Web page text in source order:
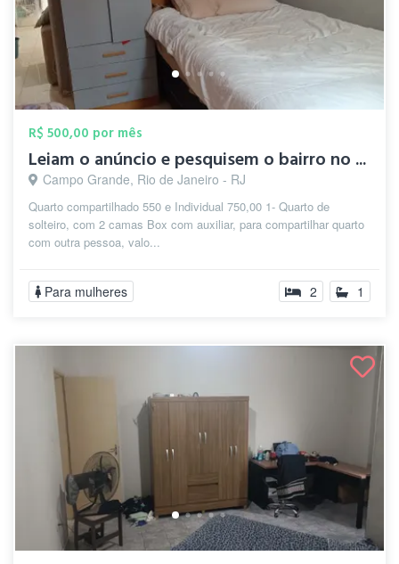
R$ 500,00 por mês
Leiam o anúncio e pesquisem o bairro no ...
Campo Grande, Rio de Janeiro - RJ
Quarto compartilhado 550 e Individual 750,00 1- Quarto de
solteiro, com 2 camas Box com auxiliar, para compartilhar quarto
com outra pessoa, valo...
Para mulheres 2 1